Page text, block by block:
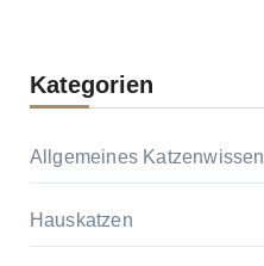
Kategorien
Allgemeines Katzenwissen
Hauskatzen